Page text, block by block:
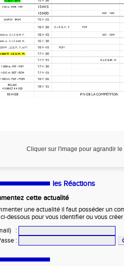
Cliquer sur l'image pour agrandir
les Réactions
cette actualité
une actualité il faut posséder un
dessous pour vous identifier ou vous
:
: